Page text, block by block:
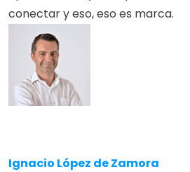
conectar y eso, eso es marca.
Ignacio López de Zamora